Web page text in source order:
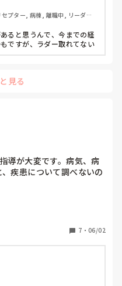
プター, 病棟, 離職中, リーダー,
ると思うんで、今までの経
ですが、ラダー取れてない
見る
導が大変です。病気、病
疾患について調べないの
のため検温に時間がかか
う。自分で考えることが
意図的に質問をしたりし
で振り返りをしたほうがい
7 ・ 06/02